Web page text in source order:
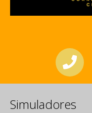
Simuladores